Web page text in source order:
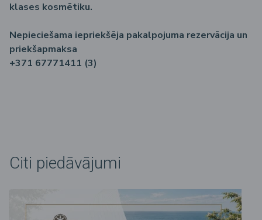
klases kosmētiku.
Nepieciešama iepriekšēja pakalpojuma rezervācija un
priekšapmaksa
+371 67771411 (3)
Citi piedāvājumi